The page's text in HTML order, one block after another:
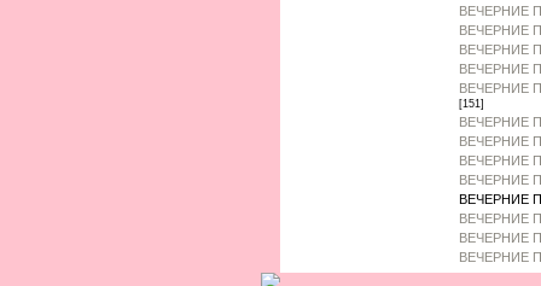
ВЕЧЕРНИЕ
ВЕЧЕРНИЕ
ВЕЧЕРНИЕ
ВЕЧЕРНИЕ
ВЕЧЕРНИЕ
[151]
ВЕЧЕРНИЕ
ВЕЧЕРНИЕ
ВЕЧЕРНИЕ
ВЕЧЕРНИЕ
ВЕЧЕРНИЕ
ВЕЧЕРНИЕ
ВЕЧЕРНИЕ
ВЕЧЕРНИЕ